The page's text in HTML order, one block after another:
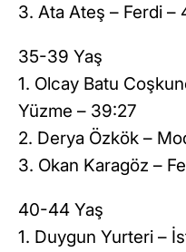
3. Ata Ateş – Ferdi –
35-39 Yaş
1. Olcay Batu
Yüzme – 39:27
2. Derya Özkök –
3. Okan Karagöz –
40-44 Yaş
1. Duygun Yurteri –